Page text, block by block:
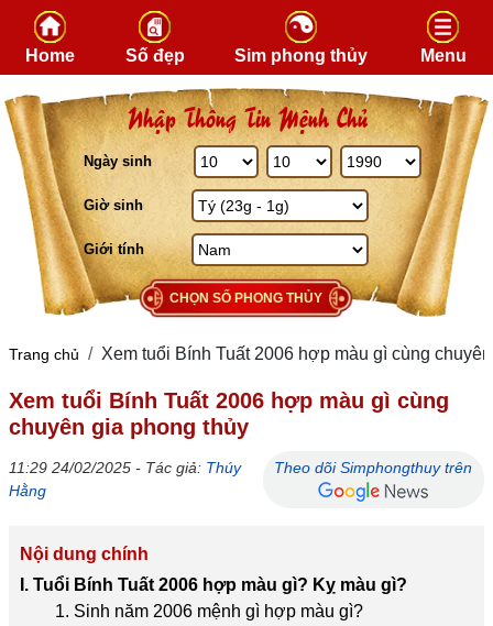
Skip to content
Home Số đẹp Sim phong thủy Menu
Nhập Thông Tin Mệnh Chủ
Ngày sinh
Giờ sinh
Giới tính
CHỌN SỐ PHONG THỦY
Trang chủ Xem tuổi Bính Tuất 2006 hợp màu gì cùng
Xem tuổi Bính Tuất 2006 hợp màu gì cùng
chuyên gia phong thủy
11:29 24/02/2025 - Tác giả: Thúy
Hằng
Theo dõi Simphongthuy trên
Nội dung chính
I. Tuổi Bính Tuất 2006 hợp màu gì? Kỵ màu gì?
1. Sinh năm 2006 mệnh gì hợp màu gì?